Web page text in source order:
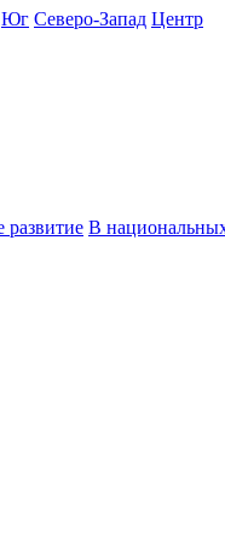
Юг Северо-Запад Центр
развитие В